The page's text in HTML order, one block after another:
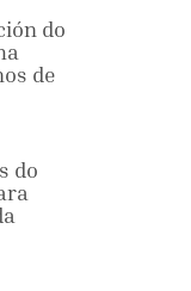
do
de
do